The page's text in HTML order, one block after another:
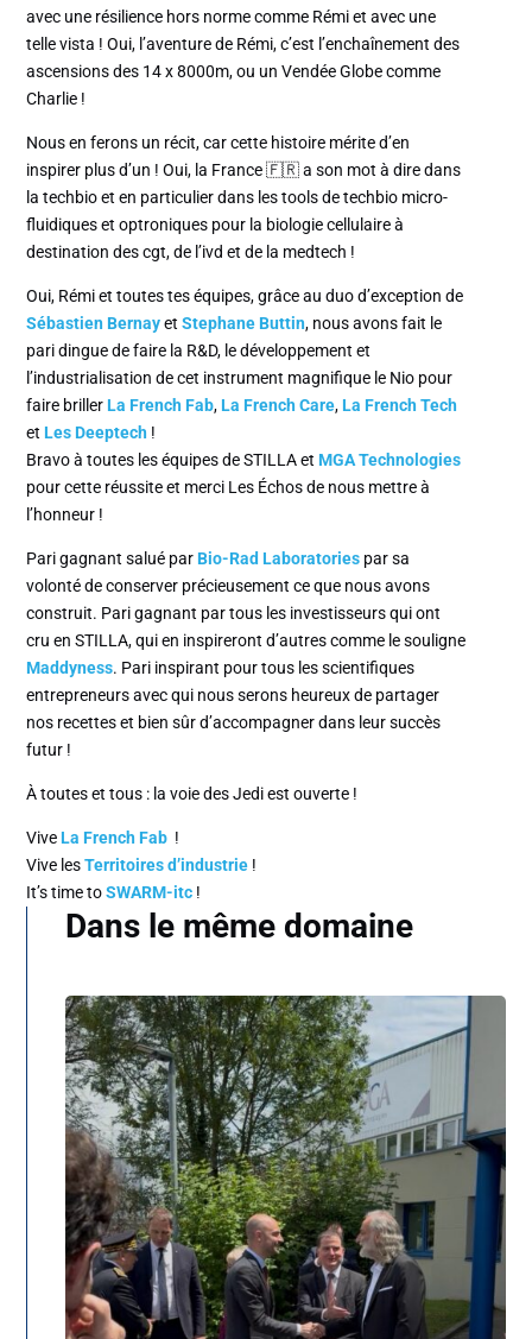
avec une résilience hors norme comme Rémi et avec une
telle vista ! Oui, l’aventure de Rémi, c’est l’enchaînement des
ascensions des 14 x 8000m, ou un Vendée Globe comme
Charlie !
Nous en ferons un récit, car cette histoire mérite d’en
inspirer plus d’un ! Oui, la France 🇫🇷 a son mot à dire dans
la techbio et en particulier dans les tools de techbio micro-
fluidiques et optroniques pour la biologie cellulaire à
destination des cgt, de l’ivd et de la medtech !
Oui, Rémi et toutes tes équipes, grâce au duo d’exception de
Sébastien BernayetStephane Buttin, nous avons fait le
pari dingue de faire la R&D, le développement et
l’industrialisation de cet instrument magnifique le Nio pour
faire brillerLa French Fab,La French Care,La French Tech
etLes Deeptech !
Bravo à toutes les équipes de STILLA etMGA Technologies
pour cette réussite et merci Les Échos de nous mettre à
l’honneur !
Pari gagnant salué parBio-Rad Laboratories par sa
volonté de conserver précieusement ce que nous avons
construit. Pari gagnant par tous les investisseurs qui ont
cru en STILLA, qui en inspireront d’autres comme le souligne
Maddyness. Pari inspirant pour tous les scientifiques
entrepreneurs avec qui nous serons heureux de partager
nos recettes et bien sûr d’accompagner dans leur succès
futur !
À toutes et tous : la voie des Jedi est ouverte !
ViveLa French Fab !
Vive lesTerritoires d’industrie !
It’s time toSWARM-itc !
Dans le même domaine